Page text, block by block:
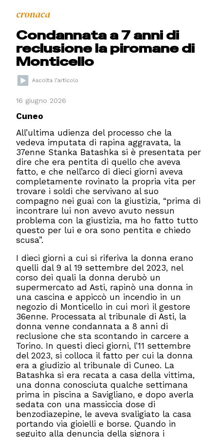
cronaca
Condannata a 7 anni di
reclusione la piromane di
Monticello
16 giugno 2026
Cuneo
All’ultima udienza del processo che la
vedeva imputata di rapina aggravata, la
37enne Stanka Batashka si è presentata per
dire che era pentita di quello che aveva
fatto, e che nell’arco di dieci giorni aveva
completamente rovinato la propria vita per
trovare i soldi che servivano al suo
compagno nei guai con la giustizia, “prima di
incontrare lui non avevo avuto nessun
problema con la giustizia, ma ho fatto tutto
questo per lui e ora sono pentita e chiedo
scusa”.
I dieci giorni a cui si riferiva la donna erano
quelli dal 9 al 19 settembre del 2023, nel
corso dei quali la donna derubò un
supermercato ad Asti, rapinò una donna in
una cascina e appiccò un incendio in un
negozio di Monticello in cui morì il gestore
36enne. Processata al tribunale di Asti, la
donna venne condannata a 8 anni di
reclusione che sta scontando in carcere a
Torino. In questi dieci giorni, l’11 settembre
del 2023, si colloca il fatto per cui la donna
era a giudizio al tribunale di Cuneo. La
Batashka si era recata a casa della vittima,
una donna conosciuta qualche settimana
prima in piscina a Savigliano, e dopo averla
sedata con una massiccia dose di
benzodiazepine, le aveva svaligiato la casa
portando via gioielli e borse. Quando in
seguito alla denuncia della signora i